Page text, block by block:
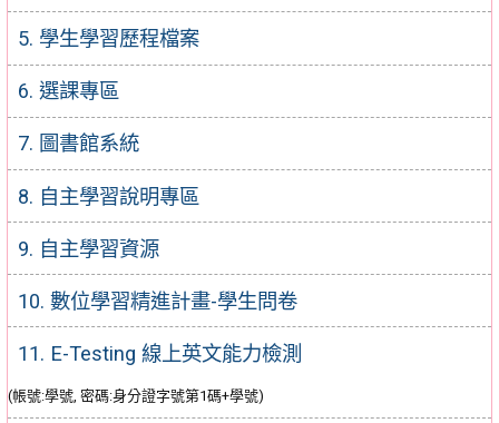
5. 學生學習歷程檔案
6. 選課專區
7. 圖書館系統
8. 自主學習說明專區
9. 自主學習資源
10. 數位學習精進計畫-學生問卷
11. E-Testing 線上英文能力檢測
(帳號:學號, 密碼:身分證字號第1碼+學號)